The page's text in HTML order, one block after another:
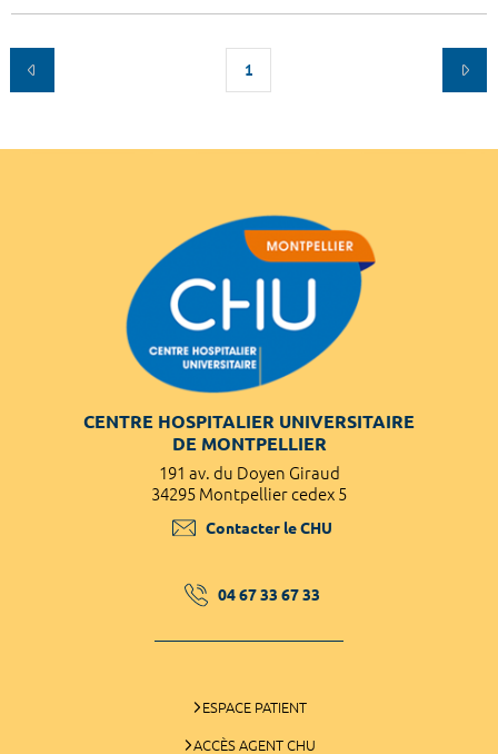
1
CENTRE HOSPITALIER UNIVERSITAIRE
DE MONTPELLIER
191 av. du Doyen Giraud
34295 Montpellier cedex 5
Contacter le CHU
04 67 33 67 33
ESPACE PATIENT
ACCÈS AGENT CHU